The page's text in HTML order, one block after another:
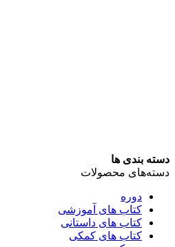
دسته بندی ها
دسته‌های محصولات
دوره
کتاب های آموزشی
کتاب های داستانی
کتاب های کمکی